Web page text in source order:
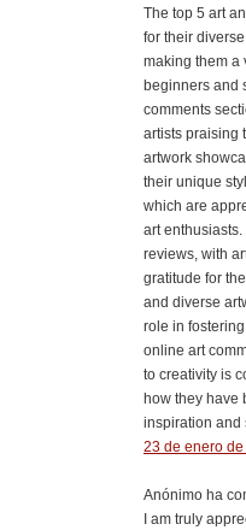
The top 5 art
for their
making them a
beginners and
comments
artists praising
artwork
their unique
which are
art
reviews, with
gratitude for
and diverse
role in
online art
to creativity is
how they have
inspiration and
23 de enero
Anónimo ha
I am truly